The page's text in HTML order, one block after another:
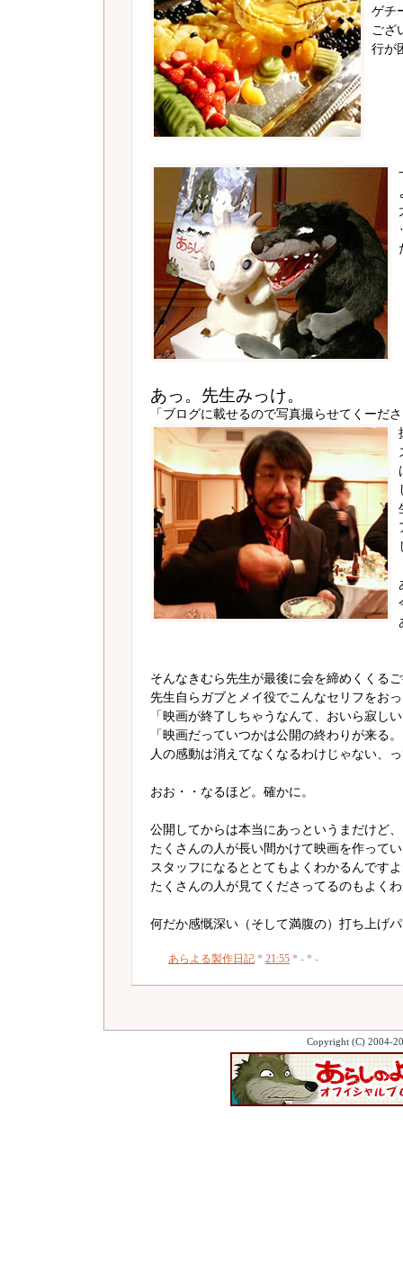
ゲチ
ござ
行が
あっ。先生みっけ。
「ブログに載せるので写真撮らせてくーだ
そんなきむら先生が最後に会を締めくくる
先生自らガブとメイ役でこんなセリフをお
「映画が終了しちゃうなんて、おいら寂し
「映画だっていつかは公開の終わりが来る
人の感動は消えてなくなるわけじゃない、
おお・・なるほど。確かに。
公開してからは本当にあっというまだけど、
たくさんの人が長い間かけて映画を作って
スタッフになるととてもよくわかるんです
たくさんの人が見てくださってるのもよく
何だか感慨深い（そして満腹の）打ち上げ
あらよる製作日記 * 21:55 * - * -
Copyright (C) 2004-